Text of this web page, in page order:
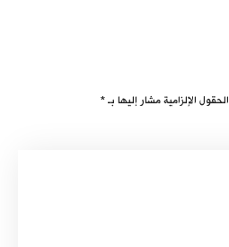
الحقول الإلزامية مشار إليها بـ *